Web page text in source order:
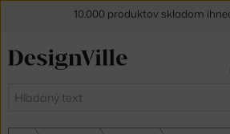
Hľadať
30 dní na vrátenie